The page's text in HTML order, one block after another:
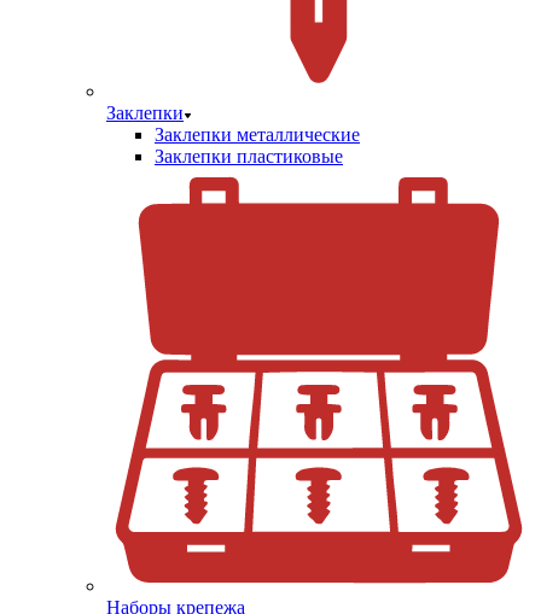
Заклепки
Заклепки металлические
Заклепки пластиковые
Наборы крепежа